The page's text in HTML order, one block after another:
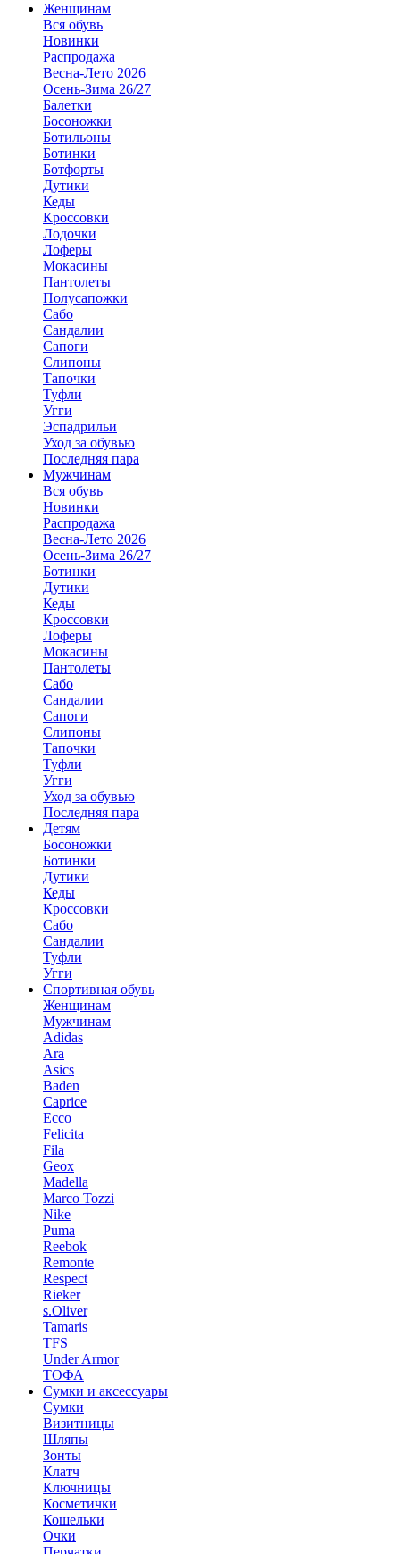
Женщинам
Вся обувь
Новинки
Распродажа
Весна-Лето 2026
Осень-Зима 26/27
Балетки
Босоножки
Ботильоны
Ботинки
Ботфорты
Дутики
Кеды
Кроссовки
Лодочки
Лоферы
Мокасины
Пантолеты
Полусапожки
Сабо
Сандалии
Сапоги
Слипоны
Тапочки
Туфли
Угги
Эспадрильи
Уход за обувью
Последняя пара
Мужчинам
Вся обувь
Новинки
Распродажа
Весна-Лето 2026
Осень-Зима 26/27
Ботинки
Дутики
Кеды
Кроссовки
Лоферы
Мокасины
Пантолеты
Сабо
Сандалии
Сапоги
Слипоны
Тапочки
Туфли
Угги
Уход за обувью
Последняя пара
Детям
Босоножки
Ботинки
Дутики
Кеды
Кроссовки
Сабо
Сандалии
Туфли
Угги
Спортивная обувь
Женщинам
Мужчинам
Adidas
Ara
Asics
Baden
Caprice
Ecco
Felicita
Fila
Geox
Madella
Marco Tozzi
Nike
Puma
Reebok
Remonte
Respect
Rieker
s.Oliver
Tamaris
TFS
Under Armor
ТОФА
Сумки и аксессуары
Сумки
Визитницы
Шляпы
Зонты
Клатч
Ключницы
Косметички
Кошельки
Очки